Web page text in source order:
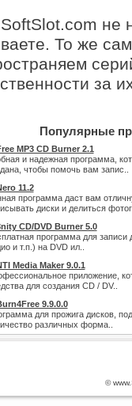
не
То же
за
Популярные
MP3 CD Burner 2.1
и надежная программа,
чтобы помочь вам запис..
11.2
программа даст вам
диски и делиться
CD/DVD Burner 5.0
программа для записи
и т.п.) на DVD ил..
Media Maker 9.0.1
приложение,
для создания CD / DV..
9.9.0.0
для прожига дисков,
различных форма..
©